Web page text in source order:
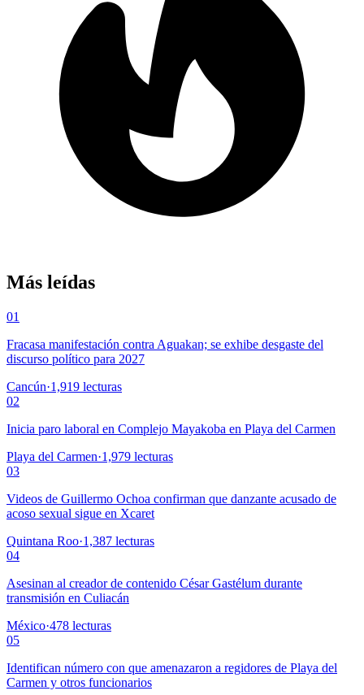
Más leídas
01
Fracasa manifestación contra Aguakan; se exhibe desgaste del
discurso político para 2027
Cancún·1,919 lecturas
02
Inicia paro laboral en Complejo Mayakoba en Playa del Carmen
Playa del Carmen·1,979 lecturas
03
Videos de Guillermo Ochoa confirman que danzante acusado de
acoso sexual sigue en Xcaret
Quintana Roo·1,387 lecturas
04
Asesinan al creador de contenido César Gastélum durante
transmisión en Culiacán
México·478 lecturas
05
Identifican número con que amenazaron a regidores de Playa del
Carmen y otros funcionarios